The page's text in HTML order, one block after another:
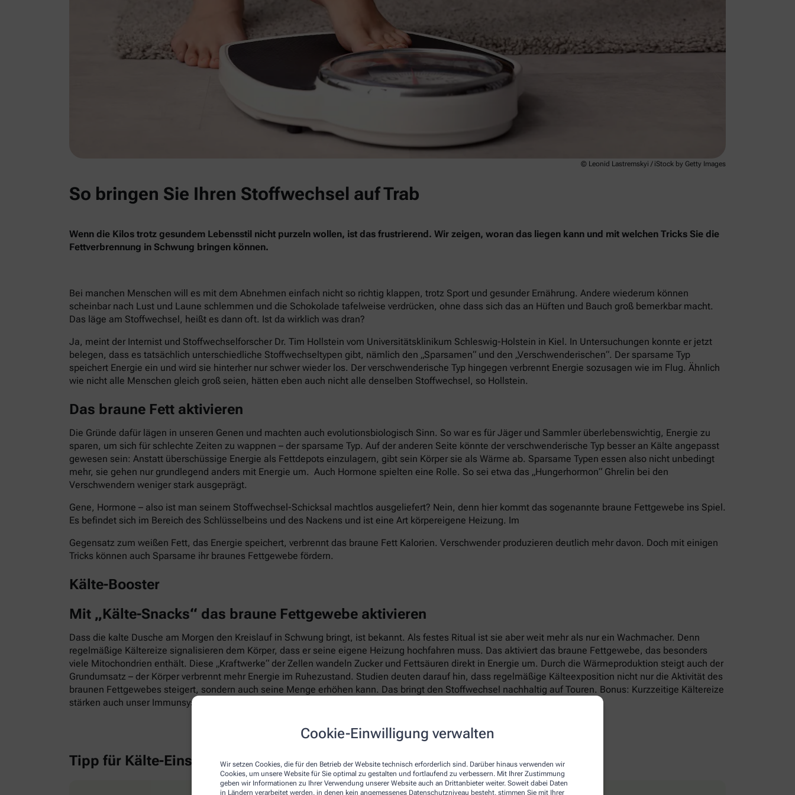
Cookie-Einwilligung verwalten
Wir setzen Cookies, die für den Betrieb der Website technisch erforderlich sind. Darüber hinaus verwenden wir
Cookies, um unsere Website für Sie optimal zu gestalten und fortlaufend zu verbessern. Mit Ihrer Zustimmung
geben wir Informationen zu Ihrer Verwendung unserer Website auch an Drittanbieter weiter. Soweit dabei Daten
in Ländern verarbeitet werden, in denen kein angemessenes Datenschutzniveau besteht, stimmen Sie mit Ihrer
© Leonid Lastremskyi / iStock by Getty Images
So bringen Sie Ihren Stoffwechsel auf Trab
Wenn die Kilos trotz gesundem Lebensstil nicht purzeln wollen, ist das frustrierend. Wir zeigen, woran das liegen kann und mit welchen Tricks Sie die
Fettverbrennung in Schwung bringen können.
Bei manchen Menschen will es mit dem Abnehmen einfach nicht so richtig klappen, trotz Sport und gesunder Ernährung. Andere wiederum können
scheinbar nach Lust und Laune schlemmen und die Schokolade tafelweise verdrücken, ohne dass sich das an Hüften und Bauch groß bemerkbar macht.
Das läge am Stoffwechsel, heißt es dann oft. Ist da wirklich was dran?
Ja, meint der Internist und Stoffwechselforscher Dr. Tim Hollstein vom Universitätsklinikum Schleswig-Holstein in Kiel. In Untersuchungen konnte er jetzt
belegen, dass es tatsächlich unterschiedliche Stoffwechseltypen gibt, nämlich den „Sparsamen“ und den „Verschwenderischen“. Der sparsame Typ
speichert Energie ein und wird sie hinterher nur schwer wieder los. Der verschwenderische Typ hingegen verbrennt Energie sozusagen wie im Flug. Ähnlich
wie nicht alle Menschen gleich groß seien, hätten eben auch nicht alle denselben Stoffwechsel, so Hollstein.
Das braune Fett aktivieren
Die Gründe dafür lägen in unseren Genen und machten auch evolutionsbiologisch Sinn. So war es für Jäger und Sammler überlebenswichtig, Energie zu
sparen, um sich für schlechte Zeiten zu wappnen – der sparsame Typ. Auf der anderen Seite könnte der verschwenderische Typ besser an Kälte angepasst
gewesen sein: Anstatt überschüssige Energie als Fettdepots einzulagern, gibt sein Körper sie als Wärme ab. Sparsame Typen essen also nicht unbedingt
mehr, sie gehen nur grundlegend anders mit Energie um. Auch Hormone spielten eine Rolle. So sei etwa das „Hungerhormon“ Ghrelin bei den
Verschwendern weniger stark ausgeprägt.
Gene, Hormone – also ist man seinem Stoffwechsel-Schicksal machtlos ausgeliefert? Nein, denn hier kommt das sogenannte braune Fettgewebe ins Spiel.
Es befindet sich im Bereich des Schlüsselbeins und des Nackens und ist eine Art körpereigene Heizung. Im
Gegensatz zum weißen Fett, das Energie speichert, verbrennt das braune Fett Kalorien. Verschwender produzieren deutlich mehr davon. Doch mit einigen
Tricks können auch Sparsame ihr braunes Fettgewebe fördern.
Kälte-Booster
Mit „Kälte-Snacks“ das braune Fettgewebe aktivieren
Dass die kalte Dusche am Morgen den Kreislauf in Schwung bringt, ist bekannt. Als festes Ritual ist sie aber weit mehr als nur ein Wachmacher. Denn
regelmäßige Kältereize signalisieren dem Körper, dass er seine eigene Heizung hochfahren muss. Das aktiviert das braune Fettgewebe, das besonders
viele Mitochondrien enthält. Diese „Kraftwerke“ der Zellen wandeln Zucker und Fettsäuren direkt in Energie um. Durch die Wärmeproduktion steigt auch der
Grundumsatz – der Körper verbrennt mehr Energie im Ruhezustand. Studien deuten darauf hin, dass regelmäßige Kälteexposition nicht nur die Aktivität des
braunen Fettgewebes steigert, sondern auch seine Menge erhöhen kann. Das bringt den Stoffwechsel nachhaltig auf Touren. Bonus: Kurzzeitige Kältereize
stärken auch unser Immunsystem.
Tipp für Kälte-Einsteiger